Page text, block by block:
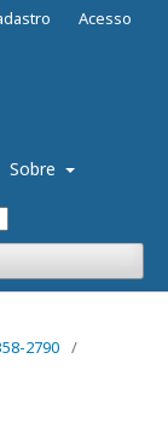
Sobre
Acesso
2790 /